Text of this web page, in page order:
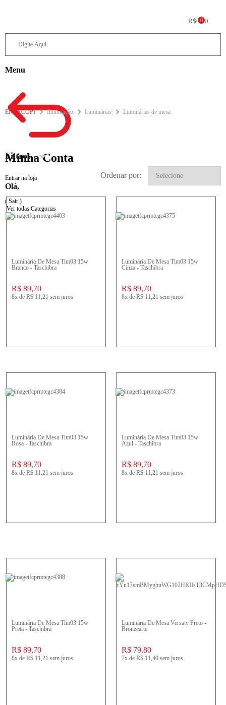
0
R$0,00
Menu
Minha Conta
Entrar na loja
Olá,
( Sair )
Ver todas Categorias
ENGECOPI Iluminação Luminárias Luminárias de mesa
Filtros
Ordenar por:
Luminária De Mesa Tlm03 15w
Branco - Taschibra
R$ 89,70
8x de R$ 11,21 sem juros
Luminária De Mesa Tlm03 15w
Cinza - Taschibra
R$ 89,70
8x de R$ 11,21 sem juros
Luminária De Mesa Tlm03 15w
Rosa - Taschibra
R$ 89,70
8x de R$ 11,21 sem juros
Luminária De Mesa Tlm03 15w
Azul - Taschibra
R$ 89,70
8x de R$ 11,21 sem juros
Luminária De Mesa Tlm03 15w
Preta - Taschibra
R$ 89,70
8x de R$ 11,21 sem juros
Luminária De Mesa Versaty Preto -
Bronzearte
R$ 79,80
7x de R$ 11,40 sem juros